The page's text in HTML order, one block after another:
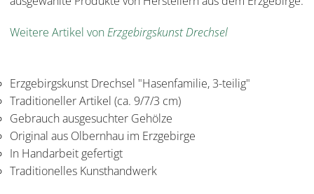
Weitere Artikel vonErzgebirgskunst Drechsel
Erzgebirgskunst Drechsel "Hasenfamilie, 3-teilig"
Traditioneller Artikel (ca. 9/7/3 cm)
Gebrauch ausgesuchter Gehölze
Original aus Olbernhau im Erzgebirge
In Handarbeit gefertigt
Traditionelles Kunsthandwerk